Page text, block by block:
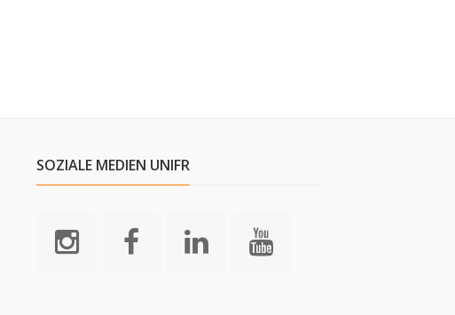
SOZIALE MEDIEN UNIFR